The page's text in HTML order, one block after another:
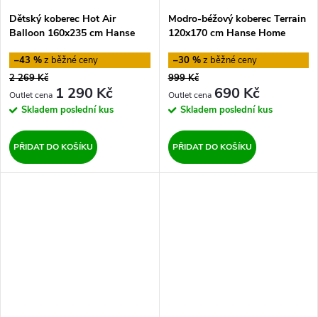
Dětský koberec Hot Air
Balloon 160x235 cm Hanse
–43 %
2 269 Kč
1 290 Kč
Skladem poslední kus
PŘIDAT DO KOŠÍKU
Modro-béžový koberec Terrain
120x170 cm Hanse Home
–30 %
999 Kč
690 Kč
Skladem poslední kus
PŘIDAT DO KOŠÍKU